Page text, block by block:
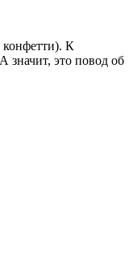
конфетти). К
значит, это повод об